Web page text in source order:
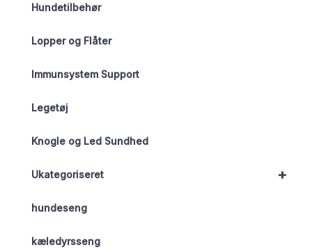
Hundetilbehør
Lopper og Flåter
Immunsystem Support
Legetøj
Knogle og Led Sundhed
+
Ukategoriseret
hundeseng
kæledyrsseng